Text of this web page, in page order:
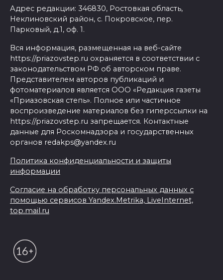
Адрес редакции: 346830, Ростовкая область,
Неклиновский район, с. Покровское, пер.
Парковый, д.1, оф. 1.
Вся информация, размещенная на веб-сайте
https://priazovstep.ru охраняется в соответствии с
законодательством РФ об авторском праве.
Представителем авторов публикаций и
фотоматериалов является ООО «Редакция газеты
«Приазовская степь». Полное или частичное
воспроизведение материалов без гиперссылки на
https://priazovstep.ru запрещается. Контактные
данные для Роскомнадзора и государственных
органов redakps@yandex.ru
Политика конфиденциальности и защиты
информации
Согласие на обработку персональных данных с
помощью сервисов Yandex.Metrika, LiveInternet,
top.mail.ru